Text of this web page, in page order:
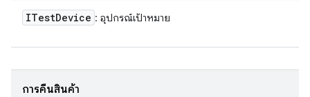
ITestDevice : อุปกรณ์เป้าหมาย
การคืนสินค้า